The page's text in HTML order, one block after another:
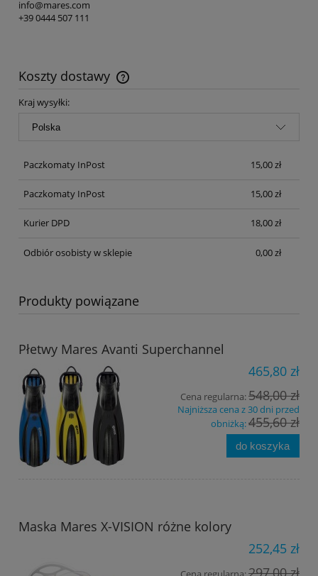
info@mares.com
+39 0444 507 111
Koszty dostawy
Cena nie zawiera ewentualnych kosztów płatności
Kraj wysyłki:
Paczkomaty InPost 15,00 zł
Paczkomaty InPost 15,00 zł
Kurier DPD 18,00 zł
Odbiór osobisty w sklepie 0,00 zł
Produkty powiązane
Płetwy Mares Avanti Superchannel
465,80 zł
Cena regularna:548,00 zł
Najniższa cena z 30 dni przed
obniżką:455,60 zł
do koszyka
Maska Mares X-VISION różne kolory
252,45 zł
297,00 zł